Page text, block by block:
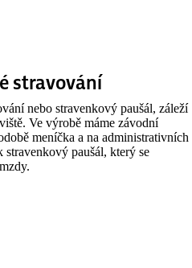
stravování
nebo stravenkový paušál, záleží
Ve výrobě máme závodní
meníčka a na administrativních
stravenkový paušál, který se